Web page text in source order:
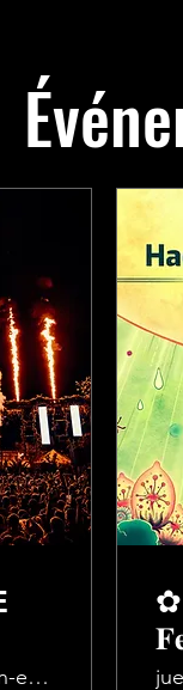
Saint-Sorlin-en-Valloire
✿